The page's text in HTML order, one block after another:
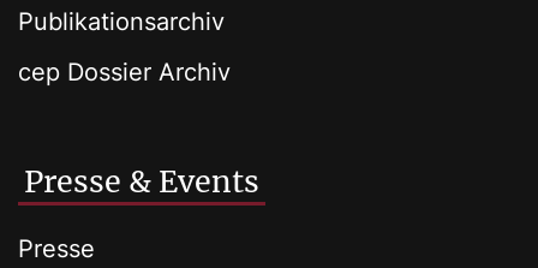
Publikationsarchiv
cep Dossier Archiv
Presse & Events
Presse